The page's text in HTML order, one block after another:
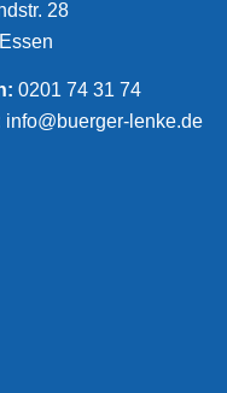
28
0201 74 31 74
info@buerger-lenke.de